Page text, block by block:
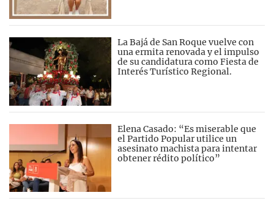
La Bajá de San Roque vuelve con
una ermita renovada y el impulso
de su candidatura como Fiesta de
Interés Turístico Regional.
Elena Casado: “Es miserable que
el Partido Popular utilice un
asesinato machista para intentar
obtener rédito político”